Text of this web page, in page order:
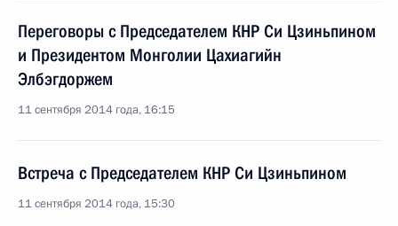
Переговоры с Председателем КНР Си Цзиньпином
и Президентом Монголии Цахиагийн
Элбэгдоржем
11 сентября 2014 года, 16:15
Встреча с Председателем КНР Си Цзиньпином
11 сентября 2014 года, 15:30